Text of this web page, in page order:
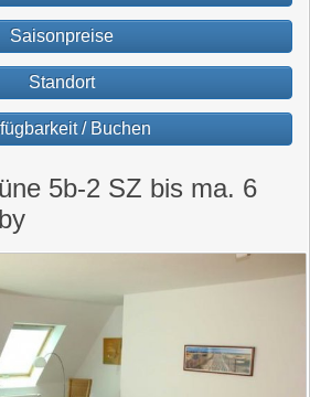
Saisonpreise
Standort
/ Buchen
5b-2 SZ bis ma. 6